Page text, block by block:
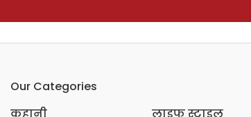
Our Categories